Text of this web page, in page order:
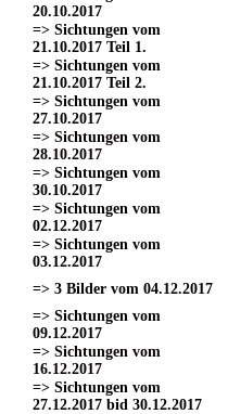
20.10.2017
=> Sichtungen vom
21.10.2017 Teil 1.
=> Sichtungen vom
21.10.2017 Teil 2.
=> Sichtungen vom
27.10.2017
=> Sichtungen vom
28.10.2017
=> Sichtungen vom
30.10.2017
=> Sichtungen vom
02.12.2017
=> Sichtungen vom
03.12.2017
=> 3 Bilder vom 04.12.2017
=> Sichtungen vom
09.12.2017
=> Sichtungen vom
16.12.2017
=> Sichtungen vom
27.12.2017 bid 30.12.2017